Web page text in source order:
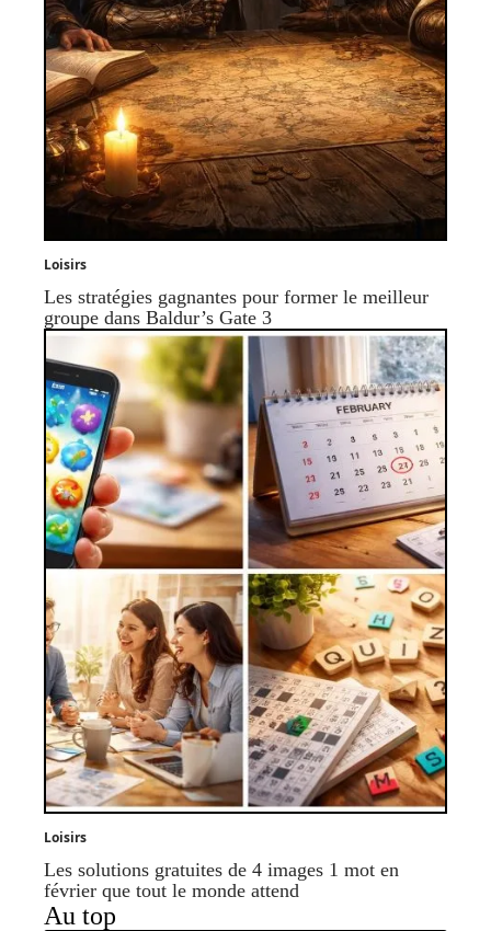
Loisirs
Les stratégies gagnantes pour former le meilleur
groupe dans Baldur’s Gate 3
Loisirs
Les solutions gratuites de 4 images 1 mot en
février que tout le monde attend
Au top